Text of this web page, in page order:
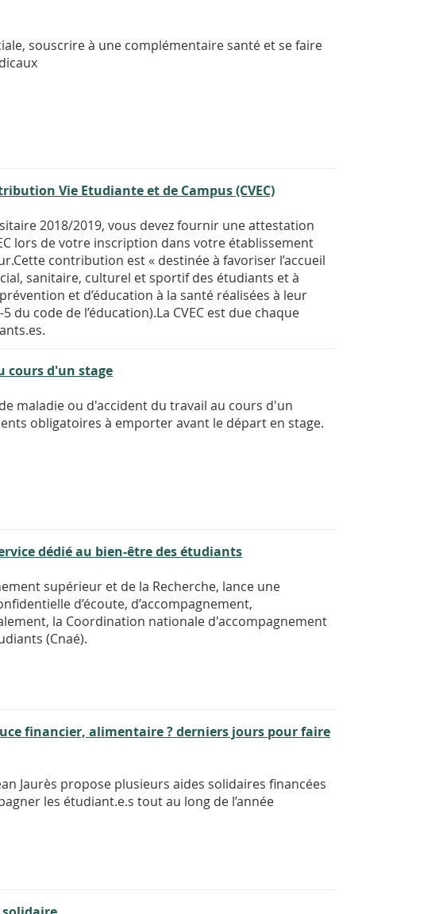
souscrire à une complémentaire santé et se faire
Vie Etudiante et de Campus (CVEC)
2018/2019, vous devez fournir une attestation
lors de votre inscription dans votre établissement
contribution est « destinée à favoriser l’accueil
sanitaire, culturel et sportif des étudiants et à
et d’éducation à la santé réalisées à leur
du code de l’éducation).La CVEC est due chaque
cours d'un stage
maladie ou d'accident du travail au cours d'un
obligatoires à emporter avant le départ en stage.
dédié au bien-être des étudiants
supérieur et de la Recherche, lance une
d’écoute, d’accompagnement,
la Coordination nationale d'accompagnement
(Cnaé).
financier, alimentaire ? derniers jours pour faire
Jaurès propose plusieurs aides solidaires financées
les étudiant.e.s tout au long de l’année